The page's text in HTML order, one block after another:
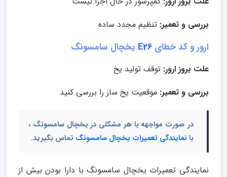
بررسی و تعمیر: تنظیم مجدد ساده
ارور و کد خطای E26 یخچال سامسونگ
علت بروز ارور: توقف تولید یخ
بررسی و تعمیر: موقعیت یخ ساز را بررسی کنید
در صورت مواجهه با هر مشکلی در یخچال سامسونگ ،
با نمایندگی تعمیرات یخچال سامسونگ تماس بگیرید.
نمایندگی تعمیرات یخچال سامسونگ با دارا بودن بیش از